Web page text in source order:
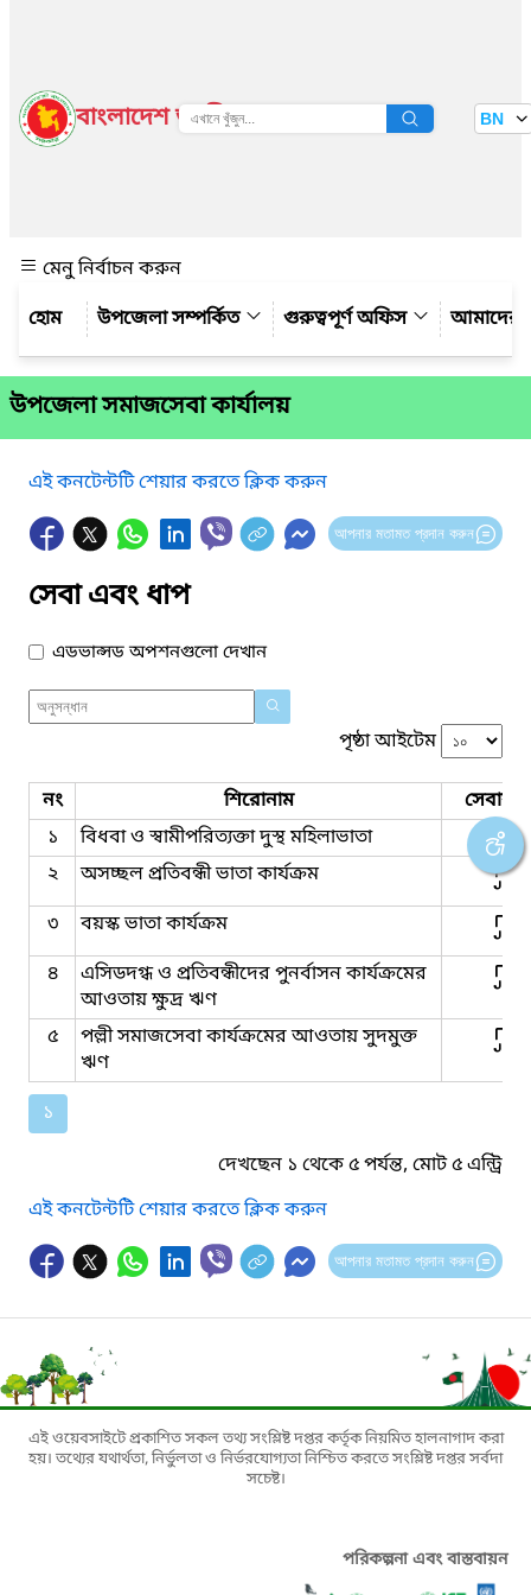
বাংলাদেশ জাতীয় তথ্য বাতায়ন BN
মেনু নির্বাচন করুন
উপজেলা সম্পর্কিত
গুরুত্বপূর্ণ অফিস আমাদের
উপজেলা সমাজসেবা কার্যালয়
এই কনটেন্টটি শেয়ার করতে ক্লিক করুন
আপনার মতামত প্রদান করুন
সেবা এবং ধাপ
এডভান্সড অপশনগুলো দেখান
পৃষ্ঠা আইটেম
নং শিরোনাম
সেবার
১
বিধবা ও স্বামীপরিত্যক্তা দুস্থ মহিলাভাতা
২
অসচ্ছল প্রতিবন্ধী ভাতা কার্যক্রম
৩
বয়স্ক ভাতা কার্যক্রম
৪
এসিডদগ্ধ ও প্রতিবন্ধীদের পুনর্বাসন কার্যক্রমের
আওতায় ক্ষুদ্র ঋণ
৫
পল্লী সমাজসেবা কার্যক্রমের আওতায় সুদমুক্ত
ঋণ
১
দেখছেন ১ থেকে ৫ পর্যন্ত, মোট ৫ এন্ট্রি
এই কনটেন্টটি শেয়ার করতে ক্লিক করুন
আপনার মতামত প্রদান করুন
এই ওয়েবসাইটে প্রকাশিত সকল তথ্য সংশ্লিষ্ট দপ্তর কর্তৃক নিয়মিত হালনাগাদ করা
হয়। তথ্যের যথার্থতা, নির্ভুলতা ও নির্ভরযোগ্যতা নিশ্চিত করতে সংশ্লিষ্ট দপ্তর সর্বদা
সচেষ্ট।
পরিকল্পনা এবং বাস্তবায়ন